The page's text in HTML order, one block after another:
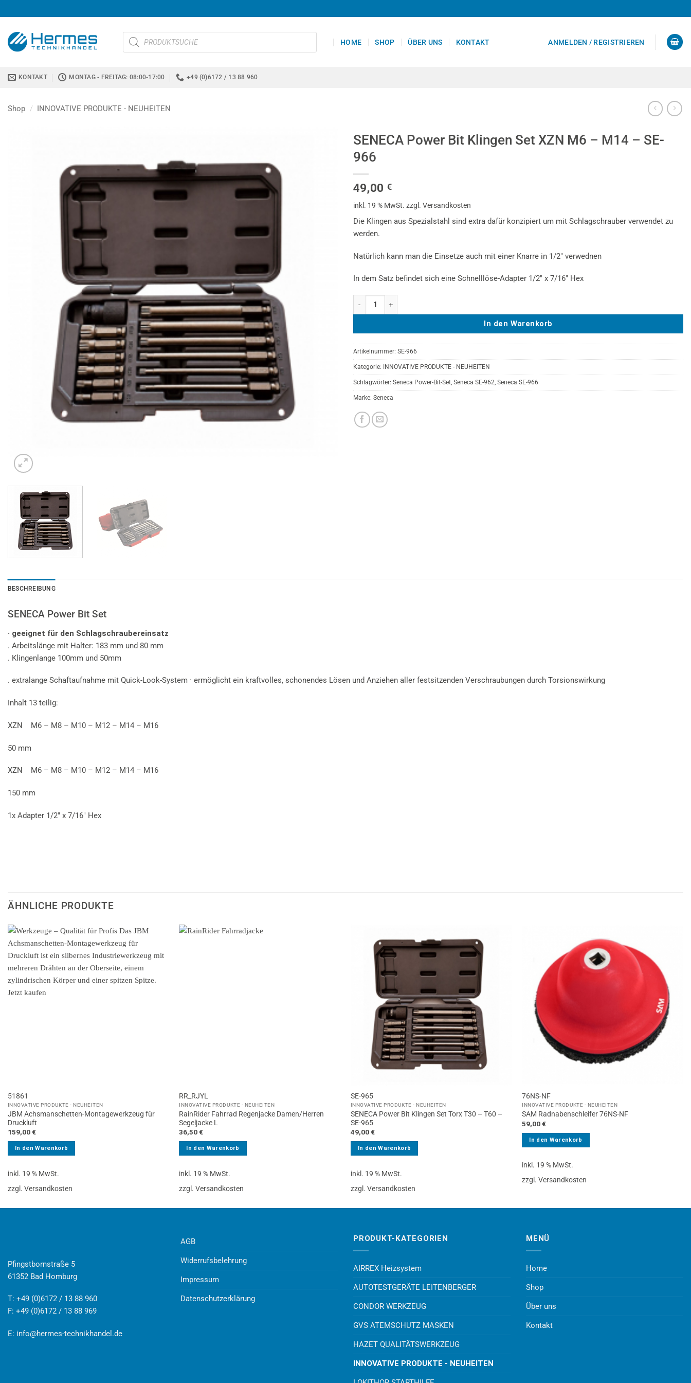
Inhalt
springen
Products
search
HOME SHOP ÜBER UNS KONTAKT ANMELDEN / REGISTRIEREN
KONTAKT MONTAG - FREITAG: 08:00-17:00 +49 (0)6172 / 13 88 960
Shop / INNOVATIVE PRODUKTE - NEUHEITEN
SENECA Power Bit Klingen Set XZN M6 – M14 – SE-
966
49,00 €
inkl. 19 % MwSt. zzgl. Versandkosten
Die Klingen aus Spezialstahl sind extra dafür konzipiert um mit Schlagschrauber verwendet zu
werden.
Natürlich kann man die Einsetze auch mit einer Knarre in 1/2″ verwednen
In dem Satz befindet sich eine Schnelllöse-Adapter 1/2″ x 7/16″ Hex
In den Warenkorb
Artikelnummer: SE-966
Kategorie: INNOVATIVE PRODUKTE - NEUHEITEN
Schlagwörter: Seneca Power-Bit-Set, Seneca SE-962, Seneca SE-966
Marke: Seneca
BESCHREIBUNG
SENECA Power Bit Set
· geeignet für den Schlagschraubereinsatz
. Arbeitslänge mit Halter: 183 mm und 80 mm
. Klingenlange 100mm und 50mm
. extralange Schaftaufnahme mit Quick-Look-System · ermöglicht ein kraftvolles, schonendes Lösen und Anziehen aller festsitzenden Verschraubungen durch Torsionswirkung
Inhalt 13 teilig:
XZN M6 – M8 – M10 – M12 – M14 – M16
50 mm
XZN M6 – M8 – M10 – M12 – M14 – M16
150 mm
1x Adapter 1/2″ x 7/16″ Hex
ÄHNLICHE PRODUKTE
51861
INNOVATIVE PRODUKTE - NEUHEITEN
JBM Achsmanschetten-Montagewerkzeug für
Druckluft
159,00€
In den Warenkorb
inkl. 19 % MwSt.
zzgl. Versandkosten
RR_RJYL
INNOVATIVE PRODUKTE - NEUHEITEN
RainRider Fahrrad Regenjacke Damen/Herren
Segeljacke L
36,50€
In den Warenkorb
inkl. 19 % MwSt.
zzgl. Versandkosten
SE-965
INNOVATIVE PRODUKTE - NEUHEITEN
SENECA Power Bit Klingen Set Torx T30 – T60 –
SE-965
49,00€
In den Warenkorb
inkl. 19 % MwSt.
zzgl. Versandkosten
76NS-NF
INNOVATIVE PRODUKTE - NEUHEITEN
SAM Radnabenschleifer 76NS-NF
59,00€
In den Warenkorb
inkl. 19 % MwSt.
zzgl. Versandkosten
Pfingstbornstraße 5
61352 Bad Homburg
T: +49 (0)6172 / 13 88 960
F: +49 (0)6172 / 13 88 969
E: info@hermes-technikhandel.de
AGB
Widerrufsbelehrung
Impressum
Datenschutzerklärung
PRODUKT-KATEGORIEN
AIRREX Heizsystem
AUTOTESTGERÄTE LEITENBERGER
CONDOR WERKZEUG
GVS ATEMSCHUTZ MASKEN
HAZET QUALITÄTSWERKZEUG
INNOVATIVE PRODUKTE - NEUHEITEN
MENÜ
Home
Shop
Über uns
Kontakt